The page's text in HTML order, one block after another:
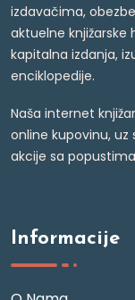
izdavačima,
aktuelne knjižarske
kapitalna izdanja,
enciklopedije.
Naša internet
online kupovinu, uz
akcije sa
Informacije